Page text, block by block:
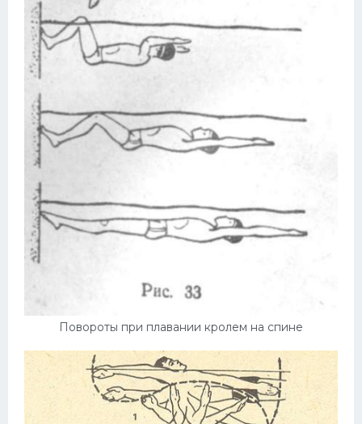
Повороты при плавании кролем на спине